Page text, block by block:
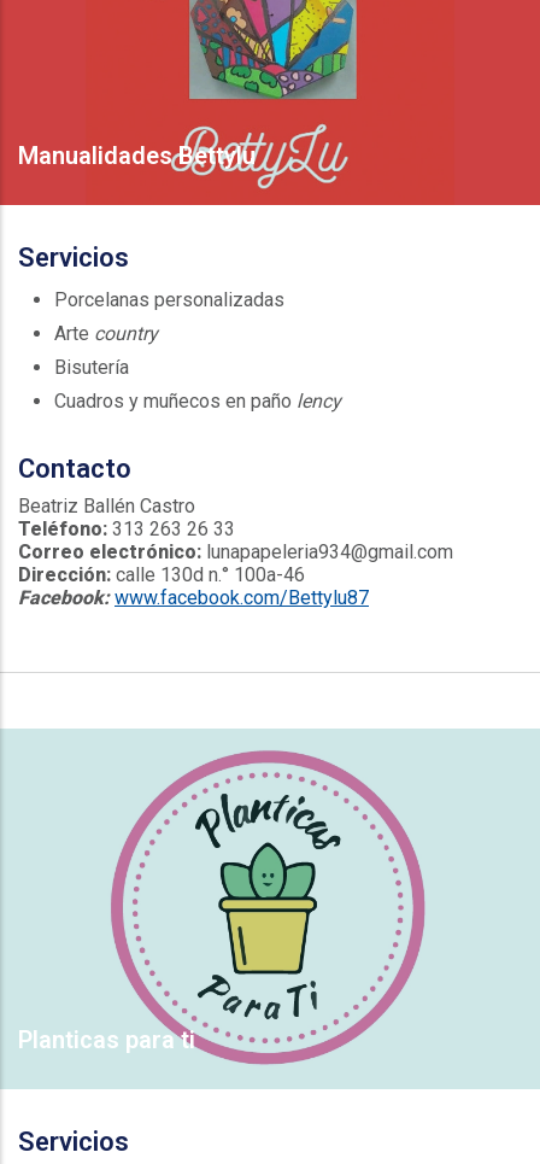
Manualidades Bettylu
Servicios
Porcelanas personalizadas
Arte country
Bisutería
Cuadros y muñecos en paño lency
Contacto
Beatriz Ballén Castro
Teléfono: 313 263 26 33
Correo electrónico: lunapapeleria934@gmail.com
Dirección: calle 130d n.° 100a-46
Facebook:www.facebook.com/Bettylu87
Planticas para ti
Servicios